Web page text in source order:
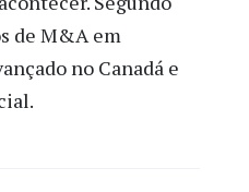
de M&A em
no Canadá e